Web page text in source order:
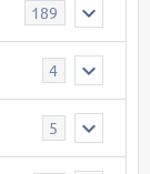
189
4
5